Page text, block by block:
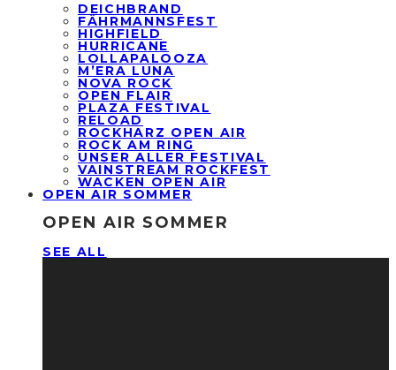
DEICHBRAND
FÄHRMANNSFEST
HIGHFIELD
HURRICANE
LOLLAPALOOZA
M’ERA LUNA
NOVA ROCK
OPEN FLAIR
PLAZA FESTIVAL
RELOAD
ROCKHARZ OPEN AIR
ROCK AM RING
UNSER ALLER FESTIVAL
VAINSTREAM ROCKFEST
WACKEN OPEN AIR
OPEN AIR SOMMER
OPEN AIR SOMMER
SEE ALL